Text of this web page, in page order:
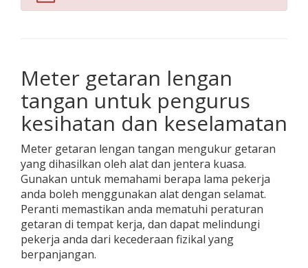
Meter getaran lengan
tangan untuk pengurus
kesihatan dan keselamatan
Meter getaran lengan tangan mengukur getaran
yang dihasilkan oleh alat dan jentera kuasa.
Gunakan untuk memahami berapa lama pekerja
anda boleh menggunakan alat dengan selamat.
Peranti memastikan anda mematuhi peraturan
getaran di tempat kerja, dan dapat melindungi
pekerja anda dari kecederaan fizikal yang
berpanjangan.